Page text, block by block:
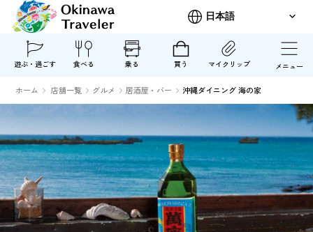
遊ぶ・過ごす 食べる 乗る 買う マイクリップ メニュー
ホーム 店舗一覧 グルメ 居酒屋・バー 沖縄ダイニング 海の家